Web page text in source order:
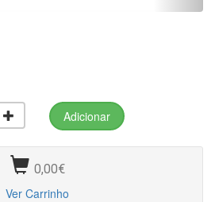
0,00€
Ver Carrinho